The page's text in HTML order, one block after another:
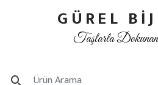
GÜREL
Taşlarla